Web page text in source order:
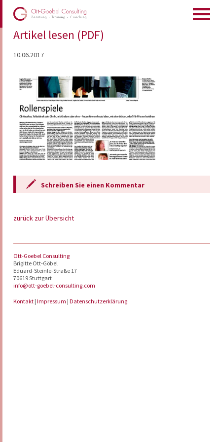
Artikel lesen (PDF)
10.06.2017
Schreiben Sie einen Kommentar
zurück zur Übersicht
Ott-Goebel Consulting
Brigitte Ott-Göbel
Eduard-Steinle-Straße 17
70619 Stuttgart
info@ott-goebel-consulting.com
Kontakt |Impressum |Datenschutzerklärung